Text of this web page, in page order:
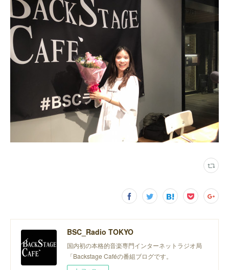
BSC_Radio TOKYO
国内初の本格的音楽専門インターネットラジオ局
「Backstage Caféの番組ブログです。